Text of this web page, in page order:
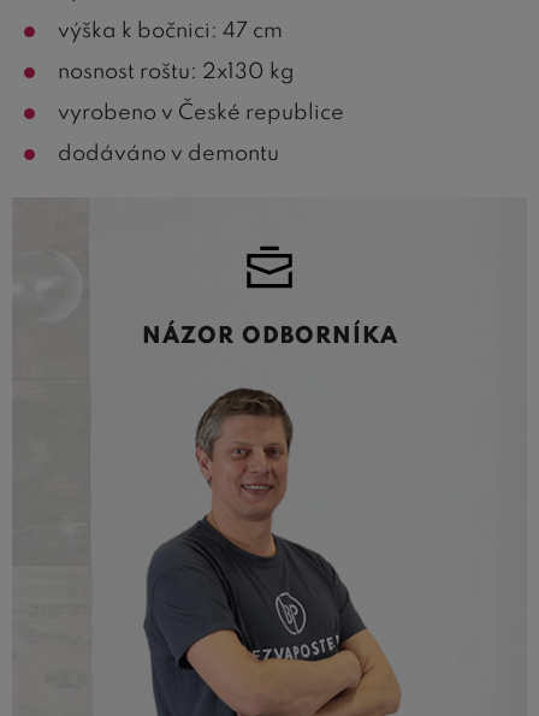
výška k bočnici: 47 cm
nosnost roštu: 2x130 kg
vyrobeno v České republice
dodáváno v demontu
NÁZOR ODBORNÍKA